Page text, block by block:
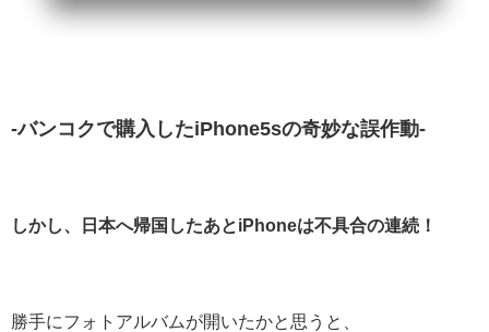
‐バンコクで購入したiPhone5sの奇妙な誤作動‐
しかし、日本へ帰国したあとiPhoneは不具合の連続！
勝手にフォトアルバムが開いたかと思うと、